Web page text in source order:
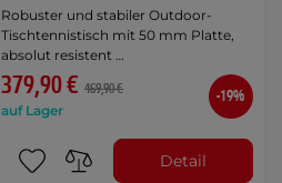
Robuster und stabiler Outdoor-
Tischtennistisch mit 50 mm Platte,
absolut resistent …
379,90 € 469,90 €
auf Lager
-19%
Detail